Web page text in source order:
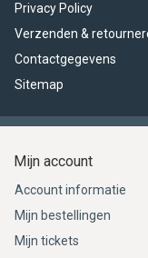
Privacy Policy
Verzenden &
Contactgegevens
Sitemap
Mijn account
Account informatie
Mijn bestellingen
Mijn tickets